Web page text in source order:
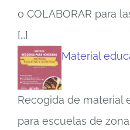
o COLABORAR para
[…]
Material
Recogida de material
para escuelas de